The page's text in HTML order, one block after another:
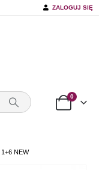
ZALOGUJ SIĘ
0
NEW